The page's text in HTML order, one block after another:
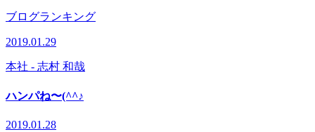
ブログランキング
2019.01.29
本社 - 志村 和哉
ハンパね〜(^^♪
2019.01.28